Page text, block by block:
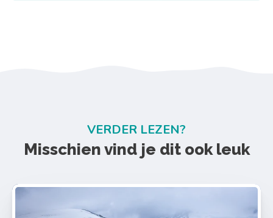
VERDER LEZEN?
Misschien vind je dit ook leuk